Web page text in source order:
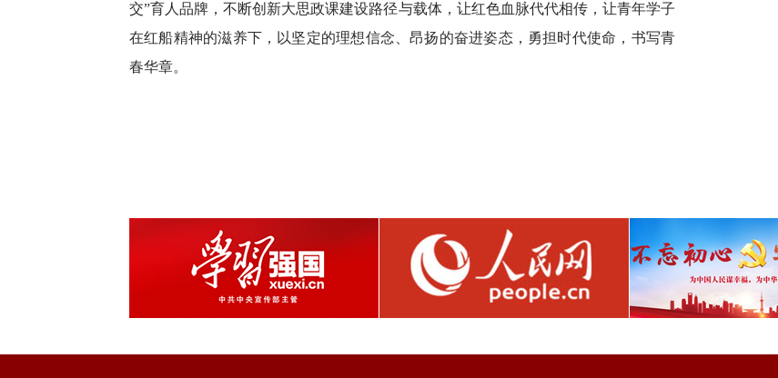
交”育人品牌，不断创新大思政课建设路径与载体，让红色血脉代代相传，让青年学子
在红船精神的滋养下，以坚定的理想信念、昂扬的奋进姿态，勇担时代使命，书写青
春华章。